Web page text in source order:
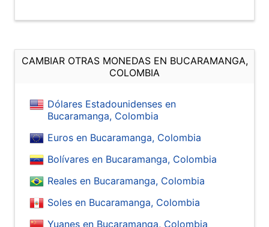
CAMBIAR OTRAS MONEDAS EN BUCARAMANGA,
COLOMBIA
Dólares Estadounidenses en
Bucaramanga, Colombia
Euros en Bucaramanga, Colombia
Bolívares en Bucaramanga, Colombia
Reales en Bucaramanga, Colombia
Soles en Bucaramanga, Colombia
Yuanes en Bucaramanga, Colombia